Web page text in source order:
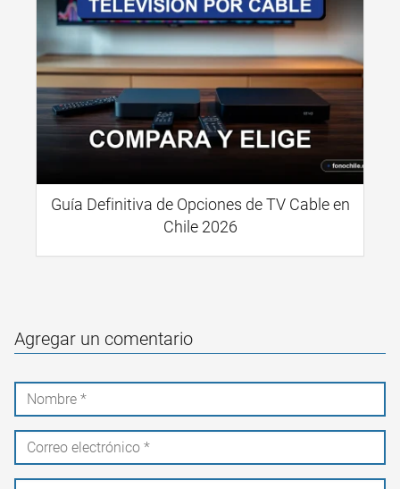
Guía Definitiva de Opciones de TV Cable en
Chile 2026
Agregar un comentario